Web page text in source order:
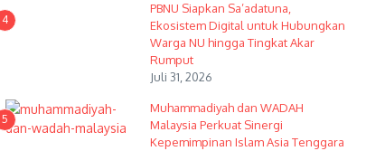
4
PBNU Siapkan Sa’adatuna,
Ekosistem Digital untuk Hubungkan
Warga NU hingga Tingkat Akar
Rumput
Juli 31, 2026
5
Muhammadiyah dan WADAH
Malaysia Perkuat Sinergi
Kepemimpinan Islam Asia Tenggara